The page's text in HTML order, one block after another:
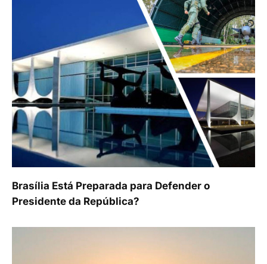
Brasília Está Preparada para Defender o
Presidente da República?